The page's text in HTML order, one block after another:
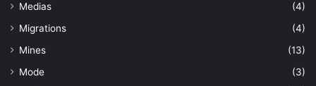
Medias
(4)
Migrations
(4)
Mines
(13)
Mode
(3)